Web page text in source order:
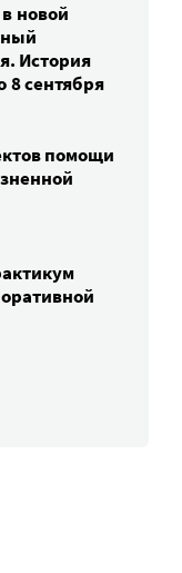
новой
История
8 сентября
помощи